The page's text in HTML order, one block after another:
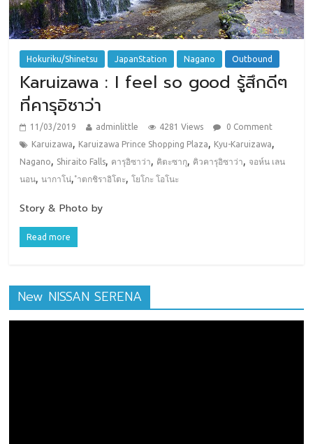
Hokuriku/Shinetsu JapanStation Nagano Outbound
Karuizawa : I feel so good รู้สึกดีๆ
ที่คารุอิซาว่า
11/03/2019 adminlittle 4281 Views
0 Comment
Karuizawa, Karuizawa Prince Shopping Plaza, Kyu-Karuizawa,
Nagano, Shiraito Falls, คารุอิซาว่า, คิตะซากุ, คิวคารุอิซาว่า, จอห์น เลน
นอน,นากาโน่,ำตกชิราอิโตะ,โยโกะ โอโนะ
Story & Photo by
Read more
New NISSAN SERENA